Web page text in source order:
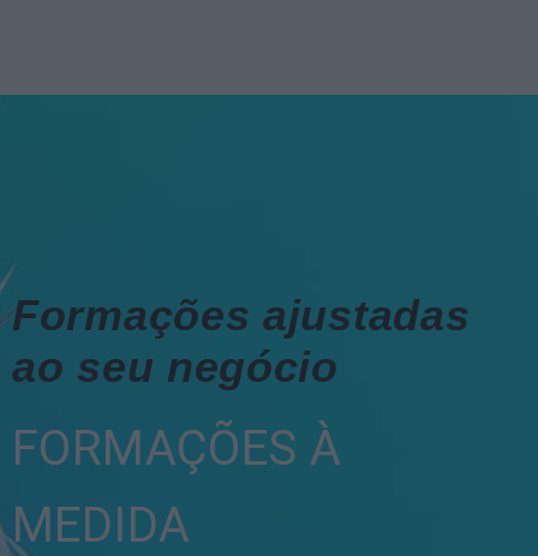
Formações ajustadas
ao seu negócio
FORMAÇÕES À
MEDIDA